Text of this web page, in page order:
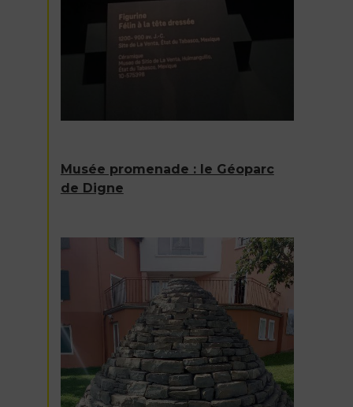
Musée promenade : le Géoparc
de Digne